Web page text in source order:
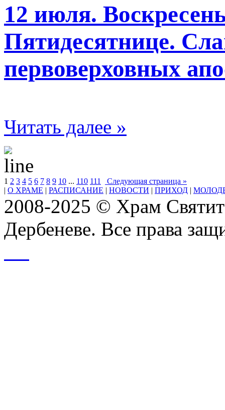
12 июля.
Пятидесятнице.
первоверховных
Читать далее »
1 2 3 4 5 6 7 8 9 10 ... 110 111
Следующая страница »
| О ХРАМЕ | РАСПИСАНИЕ | НОВОСТИ | ПРИХОД |
2008-2025 © Храм
Дербеневе. Все права